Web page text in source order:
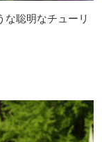
な聡明なチューリ